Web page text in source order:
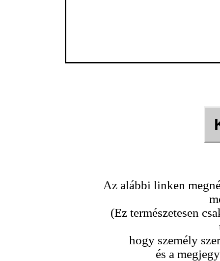
Az alábbi linken
(Ez természetesen
hogy személy
és a